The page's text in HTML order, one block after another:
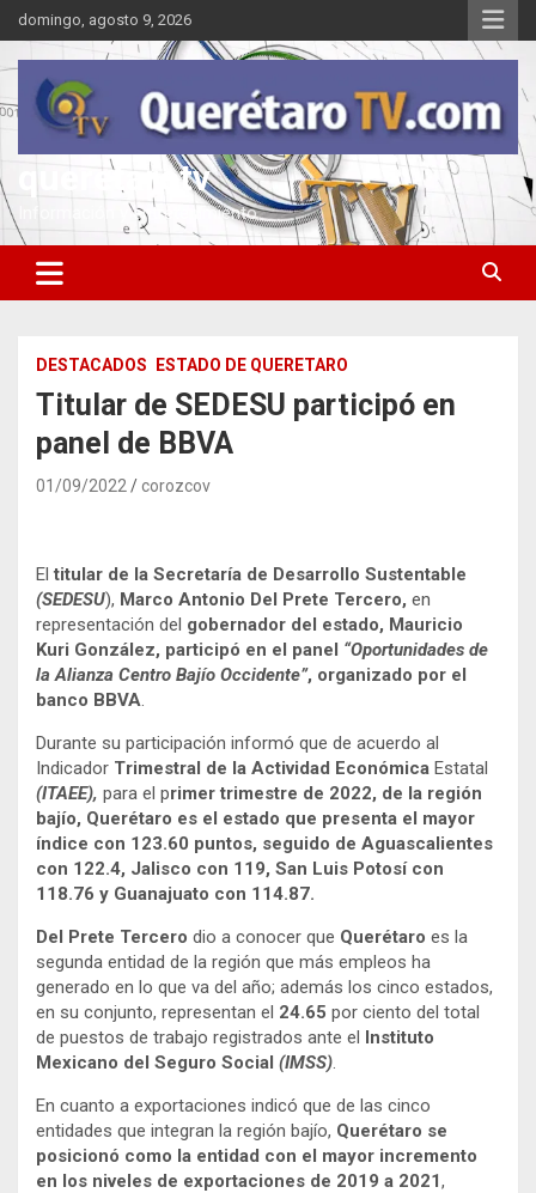
Saltar
al
contenido
domingo, agosto 9, 2026
queretarotv
Información y entretenimiento
DESTACADOS ESTADO DE QUERETARO
Titular de SEDESU participó en
panel de BBVA
01/09/2022 corozcov
Eltitular de la Secretaría de Desarrollo Sustentable
(SEDESU), Marco Antonio Del Prete Tercero, en
representación del gobernador del estado, Mauricio
Kuri González, participó en el panel “Oportunidades de
la Alianza Centro Bajío Occidente”, organizado por el
banco BBVA.
Durante su participación informó que de acuerdo al
Indicador Trimestral de la Actividad Económica Estatal
(ITAEE), para el primer trimestre de 2022, de la región
bajío, Querétaro es el estado que presenta el mayor
índice con 123.60 puntos, seguido de Aguascalientes
con 122.4, Jalisco con 119, San Luis Potosí con
118.76 y Guanajuato con 114.87.
Del Prete Tercero dio a conocer que Querétaro es la
segunda entidad de la región que más empleos ha
generado en lo que va del año; además los cinco estados,
en su conjunto, representan el 24.65 por ciento del total
de puestos de trabajo registrados ante el Instituto
Mexicano del Seguro Social (IMSS).
En cuanto a exportaciones indicó que de las cinco
entidades que integran la región bajío, Querétaro se
posicionó como la entidad con el mayor incremento
en los niveles de exportaciones de 2019 a 2021,